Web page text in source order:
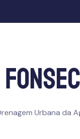
Urbana da